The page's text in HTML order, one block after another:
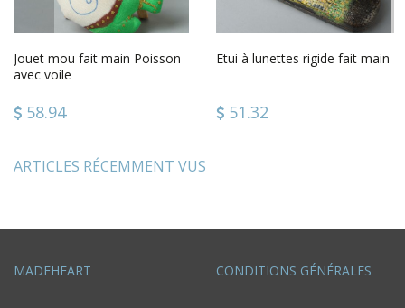
Jouet mou fait main Poisson
avec voile
58.94
Etui à lunettes rigide fait main
51.32
ARTICLES RÉCEMMENT VUS
MADEHEART CONDITIONS GÉNÉRALES